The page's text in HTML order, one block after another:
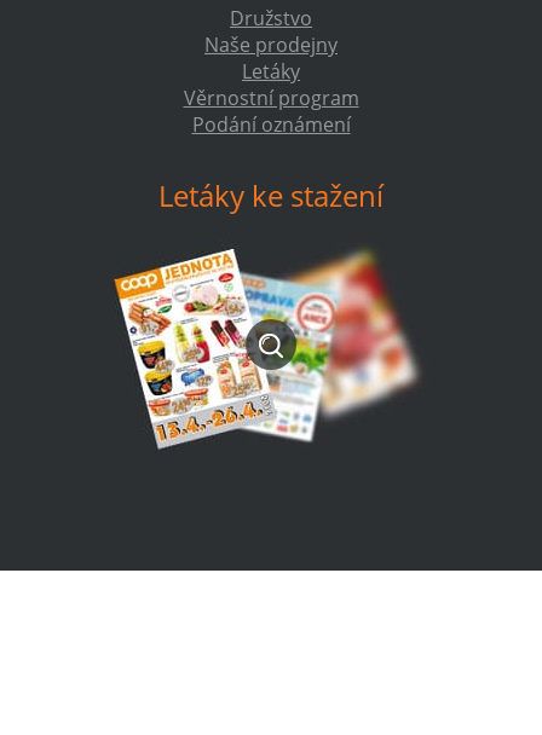
Družstvo
Naše prodejny
Letáky
Věrnostní program
Podání oznámení
Letáky ke stažení